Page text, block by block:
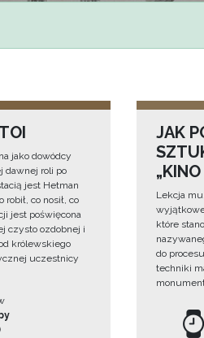
jako dowódcy
dawnej roli po
jest Hetman
co nosił, co
jest poświęcona
czysto ozdobnej i
królewskiego
uczestnicy
JAK
Lekcja
które
do
techniki